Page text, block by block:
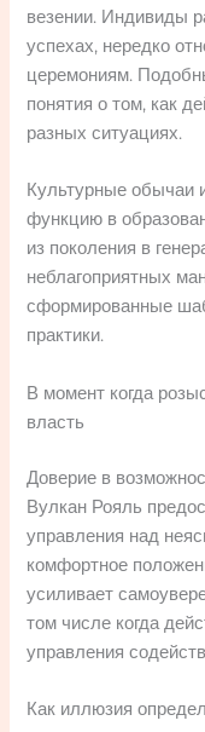
везении. Индивиды
успехах, нередко
церемониям.
понятия о том, как
разных ситуациях.
Культурные обычаи
функцию в
из поколения в
неблагоприятных
сформированные
практики.
В момент когда
власть
Доверие в
Вулкан Рояль
управления над
комфортное
усиливает
том числе когда
управления
Как иллюзия